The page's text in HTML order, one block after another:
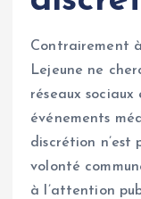
Contrairement
Lejeune ne
réseaux
événements
discrétion n’est
volonté
à l’attention